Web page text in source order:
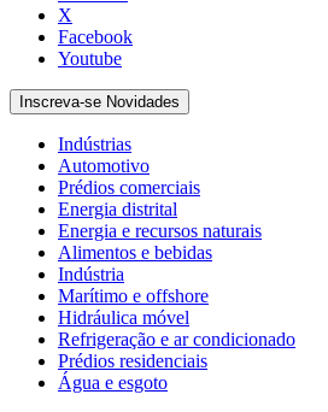
X
Facebook
Youtube
Inscreva-se Novidades
Indústrias
Automotivo
Prédios comerciais
Energia distrital
Energia e recursos naturais
Alimentos e bebidas
Indústria
Marítimo e offshore
Hidráulica móvel
Refrigeração e ar condicionado
Prédios residenciais
Água e esgoto